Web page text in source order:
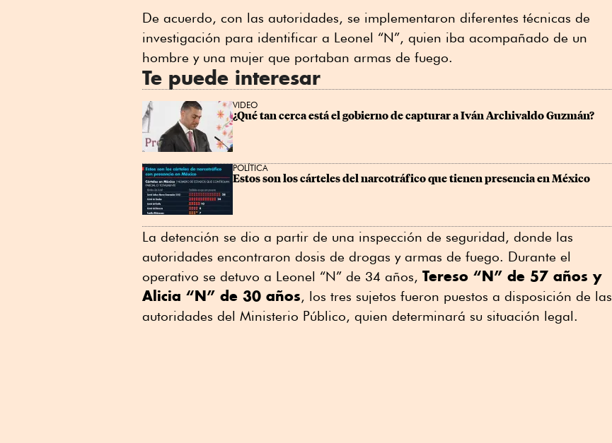
De acuerdo, con las autoridades, se implementaron diferentes técnicas de
investigación para identificar a Leonel “N”, quien iba acompañado de un
hombre y una mujer que portaban armas de fuego.
Te puede interesar
VIDEO
¿Qué tan cerca está el gobierno de capturar a Iván Archivaldo Guzmán?
POLÍTICA
Estos son los cárteles del narcotráfico que tienen presencia en México
La detención se dio a partir de una inspección de seguridad, donde las
autoridades encontraron dosis de drogas y armas de fuego. Durante el
operativo se detuvo a Leonel “N” de 34 años, Tereso “N” de 57 años y
Alicia “N” de 30 años, los tres sujetos fueron puestos a disposición de las
autoridades del Ministerio Público, quien determinará su situación legal.